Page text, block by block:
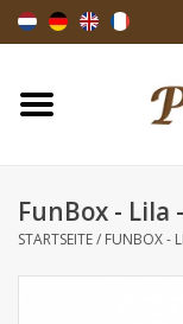
Startseite
Taschen & Beuteln
FunBox - Lila
STARTSEITE/ FUNBOX -